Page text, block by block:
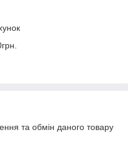
та обмін даного товару